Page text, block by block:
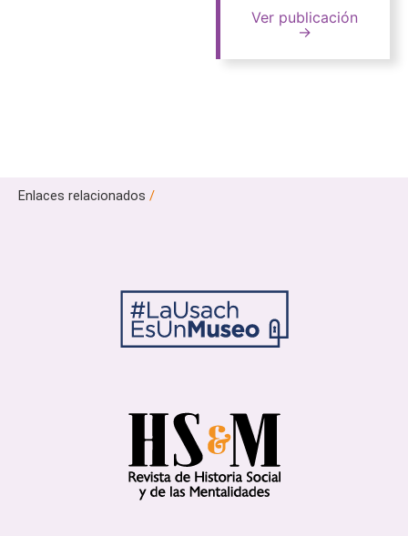
Ver publicación
→
Enlaces relacionados /